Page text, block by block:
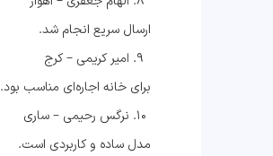
ارسال سریع انجام شد.
امیر کریمی – کرج
برای خانه اجاره‌ای مناسب بود.
نرگس رحیمی – ساری
مدل ساده و کاربردی است.